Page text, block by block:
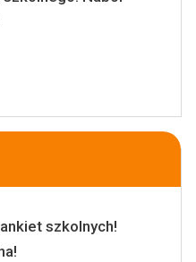
szkolnych!